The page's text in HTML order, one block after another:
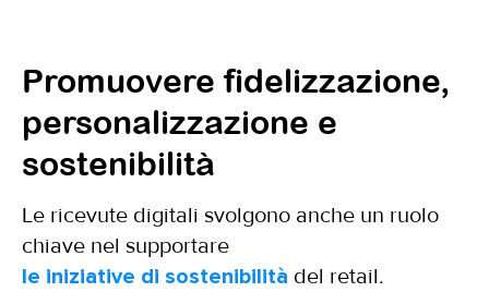
Promuovere fidelizzazione,
personalizzazione e
sostenibilità
Le ricevute digitali svolgono anche un ruolo
chiave nel supportare
le iniziative di sostenibilità del retail.